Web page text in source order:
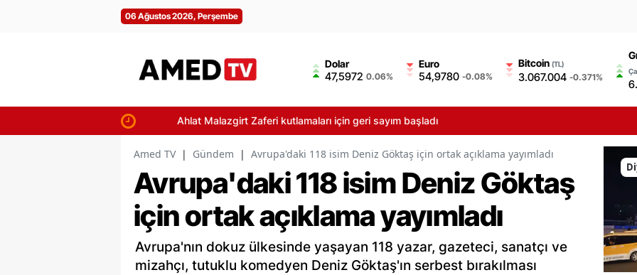
06 Ağustos 2026, Perşembe
Dolar
47,5972 0.06%
Euro
54,9780 -0.08%
Bitcoin(TL)
3.067.004 -0.371%
Ahlat Malazgirt Zaferi kutlamaları için geri sayım başladı
Amed TV | Gündem | Avrupa'daki 118 isim Deniz Göktaş için ortak açıklama yayımladı
Avrupa'daki 118 isim Deniz Göktaş
için ortak açıklama yayımladı
Avrupa'nın dokuz ülkesinde yaşayan 118 yazar, gazeteci, sanatçı ve
mizahçı, tutuklu komedyen Deniz Göktaş'ın serbest bırakılması